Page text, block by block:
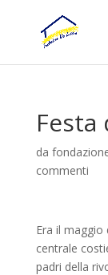
Festa
da
commenti
Era il maggio
centrale
padri della